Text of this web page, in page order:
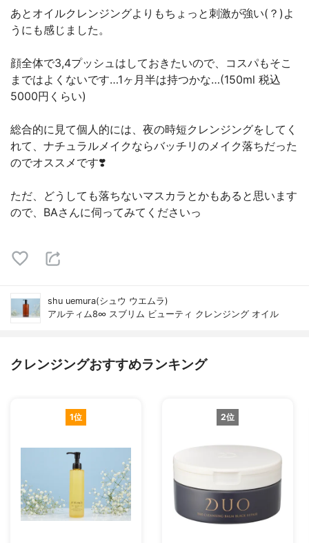
あとオイルクレンジングよりもちょっと刺激が強い(？)よ
うにも感じました。
顔全体で3,4プッシュはしておきたいので、コスパもそこ
まではよくないです…1ヶ月半は持つかな…(150ml 税込
5000円くらい)
総合的に見て個人的には、夜の時短クレンジングをしてく
れて、ナチュラルメイクならバッチリのメイク落ちだった
のでオススメです❣️
ただ、どうしても落ちないマスカラとかもあると思います
ので、BAさんに伺ってみてくださいっ
shu uemura(シュウ ウエムラ)
アルティム8∞ スブリム ビューティ クレンジング オイル
クレンジングおすすめランキング
1位 2位